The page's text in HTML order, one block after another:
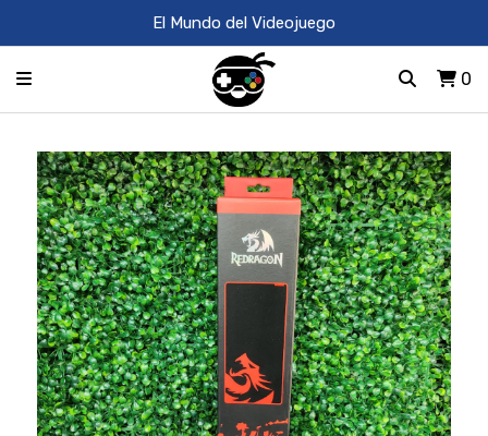
El Mundo del Videojuego
0